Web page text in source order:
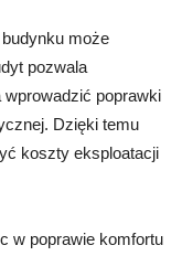
może
pozwala
poprawki
Dzięki temu
koszty eksploatacji
w poprawie komfortu